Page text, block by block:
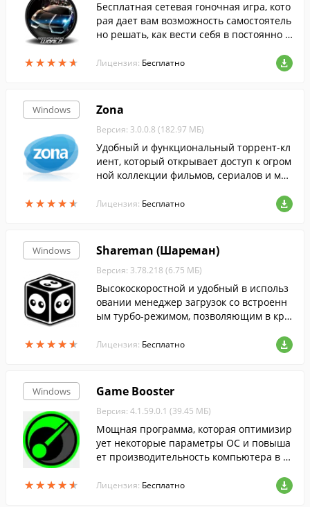
★★★★★
★★★★★
Бесплатная сетевая гоночная игра, кото
рая дает вам возможность самостоятель
но решать, как вести себя в постоянно р
Лицензия: Бесплатно
Windows
★★★★★
★★★★★
Zona
Версия: 3.0.0.8 (182.97 МБ)
Удобный и функциональный торрент-кл
иент, который открывает доступ к огром
ной коллекции фильмов, сериалов и муз
Лицензия: Бесплатно
Windows
★★★★★
★★★★★
Shareman (Шареман)
Версия: 3.78.218 (6.75 МБ)
Высокоскоростной и удобный в использ
овании менеджер загрузок со встроенн
ым турбо-режимом, позволяющим в кра
вам файл.
Лицензия: Бесплатно
Windows
★★★★★
★★★★★
Game Booster
Версия: 4.1.59.0.1 (39.45 МБ)
Мощная программа, которая оптимизир
ует некоторые параметры ОС и повыша
ет производительность компьютера в и
Лицензия: Бесплатно